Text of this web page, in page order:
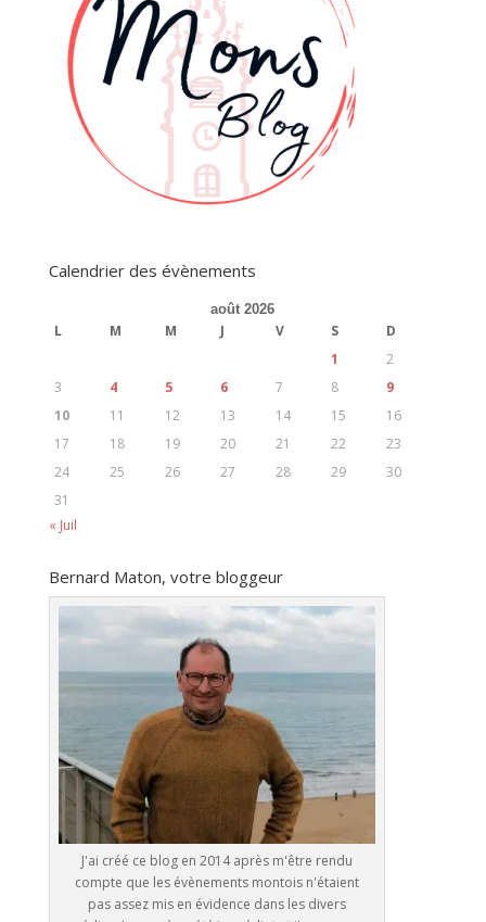
Calendrier des évènements
août 2026
L M M J V S
D
1
2
3
4 5 6 7 8
9
10
11 12 13 14 15
16
17
18 19 20 21 22
23
24
25 26 27 28 29
30
31
« Juil
Bernard Maton, votre bloggeur
J'ai créé ce blog en 2014 après m'être rendu
compte que les évènements montois n'étaient
pas assez mis en évidence dans les divers